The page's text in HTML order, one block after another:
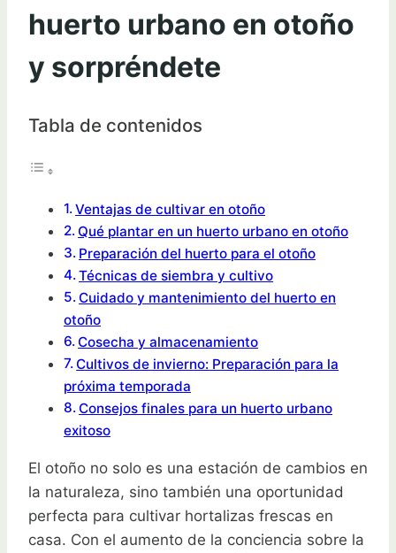
huerto urbano en otoño
y sorpréndete
Tabla de contenidos
Ventajas de cultivar en otoño
Qué plantar en un huerto urbano en otoño
Preparación del huerto para el otoño
Técnicas de siembra y cultivo
Cuidado y mantenimiento del huerto en
otoño
Cosecha y almacenamiento
Cultivos de invierno: Preparación para la
próxima temporada
Consejos finales para un huerto urbano
exitoso
El otoño no solo es una estación de cambios en
la naturaleza, sino también una oportunidad
perfecta para cultivar hortalizas frescas en
casa. Con el aumento de la conciencia sobre la